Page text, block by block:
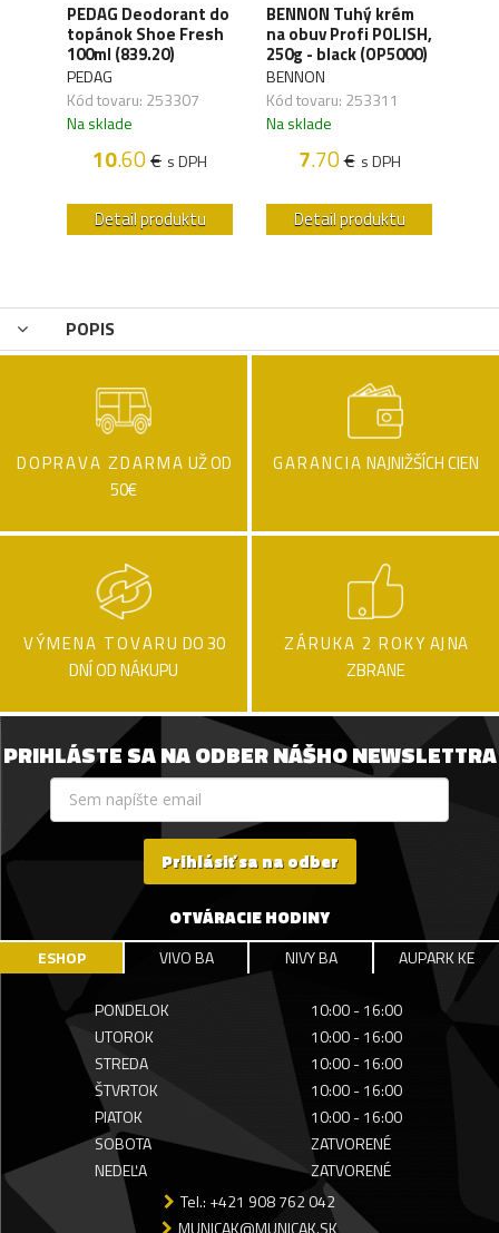
PEDAG Deodorant do
topánok Shoe Fresh
100ml (839.20)
PEDAG
Kód tovaru: 253307
Na sklade
10.60€ s DPH
Detail produktu
BENNON Tuhý krém
na obuv Profi POLISH,
250g - black (OP5000)
BENNON
Kód tovaru: 253311
Na sklade
7.70€ s DPH
Detail produktu
POPIS
DOPRAVA ZDARMA UŽ OD
50€
GARANCIA NAJNIŽŠÍCH CIEN
VÝMENA TOVARU DO 30
DNÍ OD NÁKUPU
ZÁRUKA 2 ROKY AJ NA
ZBRANE
PRIHLÁSTE SA NA ODBER NÁŠHO NEWSLETTRA
Prihlásiť sa na odber
OTVÁRACIE HODINY
ESHOP VIVO BA NIVY BA AUPARK KE
PONDELOK
10:00 - 16:00
UTOROK
10:00 - 16:00
STREDA
10:00 - 16:00
ŠTVRTOK
10:00 - 16:00
PIATOK
10:00 - 16:00
SOBOTA
ZATVORENÉ
NEDEĽA
ZATVORENÉ
Tel.: +421 908 762 042